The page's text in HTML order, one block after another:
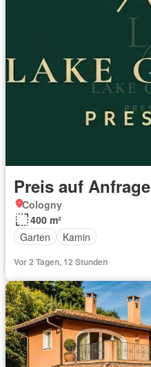
Preis auf Anfrage
Cologny
400 m²
Garten
Kamin
Vor 2 Tagen, 12 Stunden